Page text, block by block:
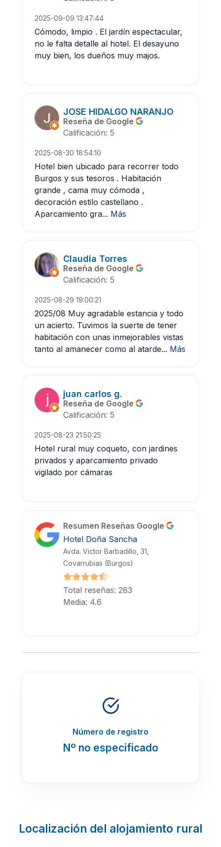
2025-09-09 13:47:44
Cómodo, limpio . El jardín espectacular,
no le falta detalle al hotel. El desayuno
muy bien, los dueños muy majos.
JOSE HIDALGO NARANJO
Reseña de Google
Calificación: 5
2025-08-30 18:54:10
Hotel bien ubicado para recorrer todo
Burgos y sus tesoros . Habitación
grande , cama muy cómoda ,
decoración estilo castellano .
Aparcamiento gra... Más
Claudia Torres
Reseña de Google
Calificación: 5
2025-08-29 19:00:21
2025/08 Muy agradable estancia y todo
un acierto. Tuvimos la suerte de tener
habitación con unas inmejorables vistas
tanto al amanecer como al atarde... Más
juan carlos g.
Reseña de Google
Calificación: 5
2025-08-23 21:50:25
Hotel rural muy coqueto, con jardines
privados y aparcamiento privado
vigilado por cámaras
Resumen Reseñas Google
Hotel Doña Sancha
Avda. Victor Barbadillo, 31,
Covarrubias (Burgos)
Total reseñas: 283
Media: 4.6
Número de registro
Nº no especificado
Localización del alojamiento rural